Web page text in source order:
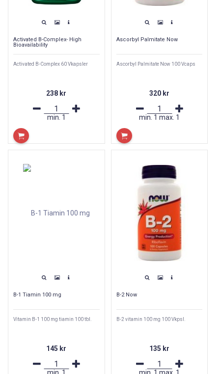
Activated B-Complex- High
Bioavailability
Activated B-Complex 60 Vkapsler
238 kr
min. 1
Ascorbyl Palmitate Now
Ascorbyl Palmitate Now 100 Vcaps
320 kr
min. 1max. 1
B-1 Tiamin 100 mg
Vitamin B-1 100 mg tiamin 100 tbl.
145 kr
B-2 Now
B-2 vitamin 100 mg 100 Vkpsl.
135 kr